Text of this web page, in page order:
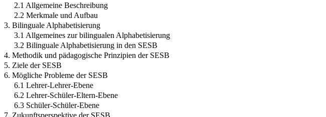
2.1 Allgemeine Beschreibung
2.2 Merkmale und Aufbau
3. Bilinguale Alphabetisierung
3.1 Allgemeines zur bilingualen Alphabetisierung
3.2 Bilinguale Alphabetisierung in den SESB
4. Methodik und pädagogische Prinzipien der SESB
5. Ziele der SESB
6. Mögliche Probleme der SESB
6.1 Lehrer-Lehrer-Ebene
6.2 Lehrer-Schüler-Eltern-Ebene
6.3 Schüler-Schüler-Ebene
7. Zukunftsperspektive der SESB